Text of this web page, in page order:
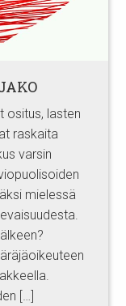
ositus, lasten
raskaita
varsin
mielessä
[…]